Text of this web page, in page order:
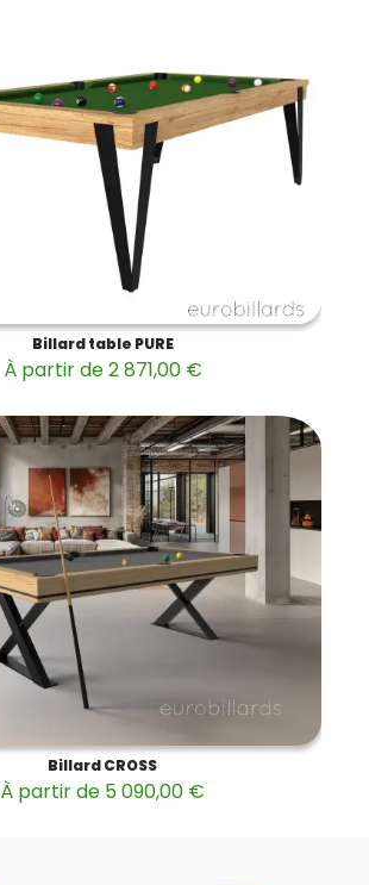
Billard table PURE
À partir de 2 871,00 €
Billard CROSS
À partir de 5 090,00 €